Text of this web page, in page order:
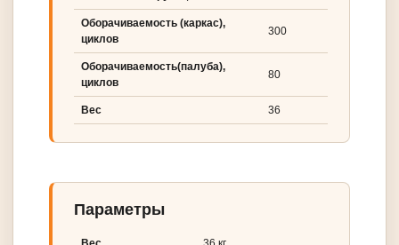
Оборачиваемость (каркас),
циклов
300
Оборачиваемость(палуба),
циклов
80
Вес 36
Параметры